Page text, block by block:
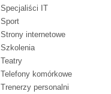
Specjaliści IT
Sport
Strony internetowe
Szkolenia
Teatry
Telefony komórkowe
Trenerzy personalni